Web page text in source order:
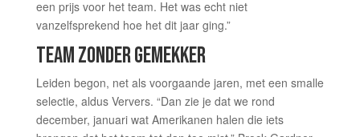
een prijs voor het team. Het was echt niet
vanzelfsprekend hoe het dit jaar ging.”
TEAM ZONDER GEMEKKER
Leiden begon, net als voorgaande jaren, met een smalle
selectie, aldus Ververs. “Dan zie je dat we rond
december, januari wat Amerikanen halen die iets